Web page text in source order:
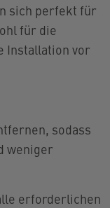
sich perfekt für
für die
Installation vor
sodass
weniger
erforderlichen